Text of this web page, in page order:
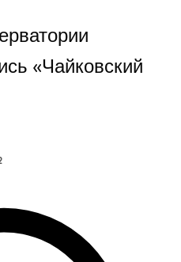
«Чайковский